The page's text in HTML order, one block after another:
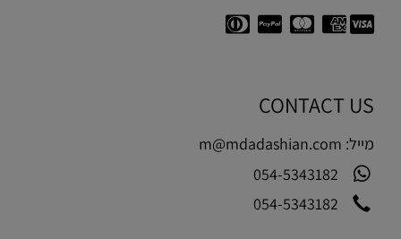
CONTACT US
מייל: m@mdadashian.com
054-5343182
054-5343182